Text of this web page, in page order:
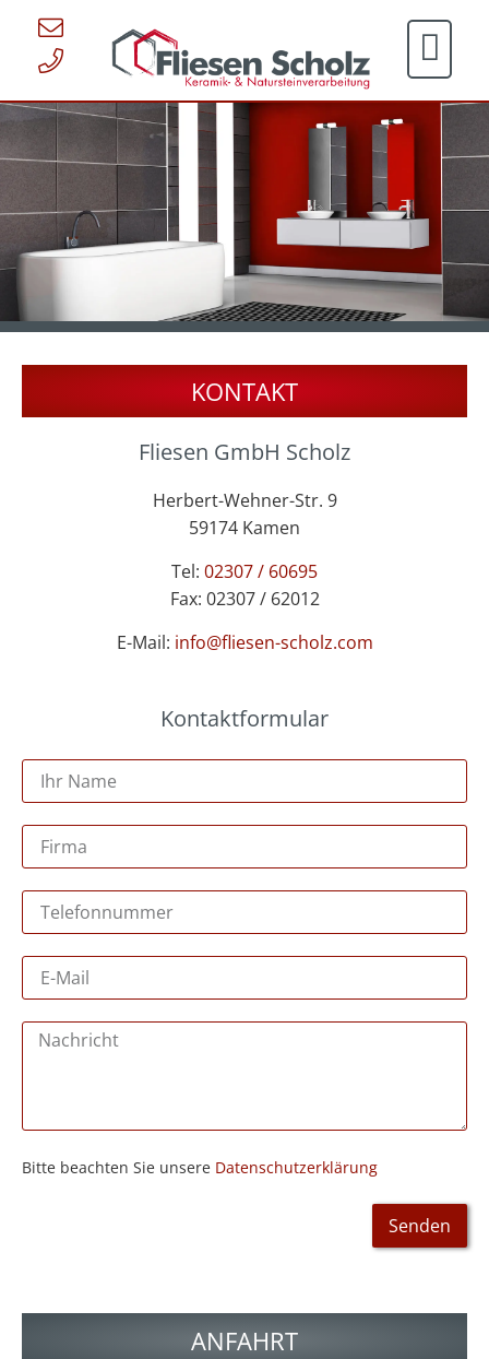
KONTAKT
Fliesen GmbH Scholz
Herbert-Wehner-Str. 9
59174 Kamen
Tel: 02307 / 60695
Fax: 02307 / 62012
E-Mail: info@fliesen-scholz.com
Kontaktformular
Bitte beachten Sie unsere Datenschutzerklärung
Senden
ANFAHRT